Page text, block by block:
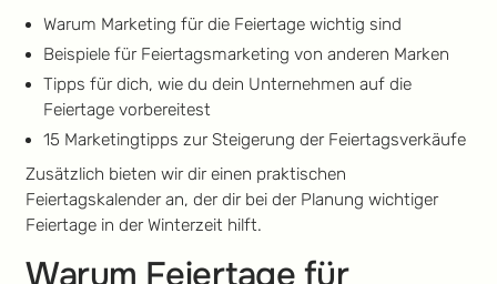
Warum Marketing für die Feiertage wichtig sind
Beispiele für Feiertagsmarketing von anderen Marken
Tipps für dich, wie du dein Unternehmen auf die
Feiertage vorbereitest
15 Marketingtipps zur Steigerung der Feiertagsverkäufe
Zusätzlich bieten wir dir einen praktischen
Feiertagskalender an, der dir bei der Planung wichtiger
Feiertage in der Winterzeit hilft.
Warum Feiertage für